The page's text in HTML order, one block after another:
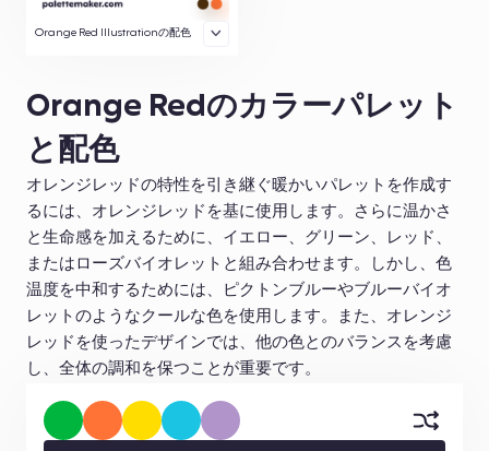
Orange Red Illustrationの配色
Orange Redのカラーパレット
と配色
オレンジレッドの特性を引き継ぐ暖かいパレットを作成す
るには、オレンジレッドを基に使用します。さらに温かさ
と生命感を加えるために、イエロー、グリーン、レッド、
またはローズバイオレットと組み合わせます。しかし、色
温度を中和するためには、ピクトンブルーやブルーバイオ
レットのようなクールな色を使用します。また、オレンジ
レッドを使ったデザインでは、他の色とのバランスを考慮
し、全体の調和を保つことが重要です。